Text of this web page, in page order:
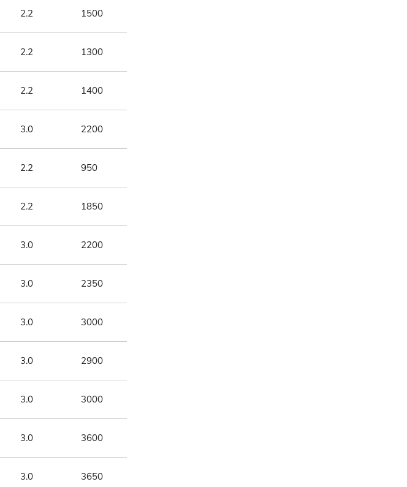
2.2 1500
2.2 1300
2.2 1400
3.0 2200
2.2 950
2.2 1850
3.0 2200
3.0 2350
3.0 3000
3.0 2900
3.0 3000
3.0 3600
3.0 3650